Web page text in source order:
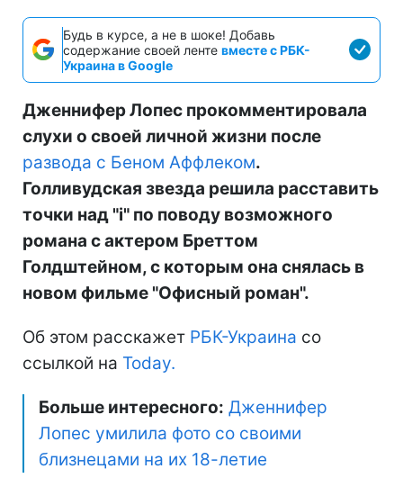
Будь в курсе, а не в шоке! Добавь
содержание своей ленте вместе с РБК-
Украина в Google
Дженнифер Лопес прокомментировала
слухи о своей личной жизни после
развода с Беном Аффлеком.
Голливудская звезда решила расставить
точки над "і" по поводу возможного
романа с актером Бреттом
Голдштейном, с которым она снялась в
новом фильме "Офисный роман".
Об этом расскажет РБК-Украина со
ссылкой на Today.
Больше интересного: Дженнифер
Лопес умилила фото со своими
близнецами на их 18-летие